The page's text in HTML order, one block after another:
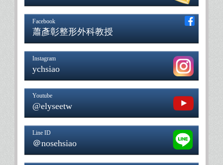
Facebook
蕭彥彰整形外科教授
Instagram
ychsiao
Youtube
@elyseetw
Line ID
＠nosehsiao